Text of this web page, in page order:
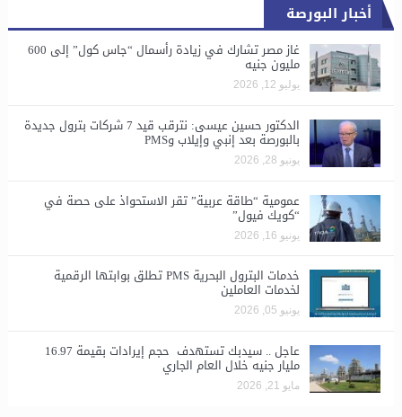
أخبار البورصة
غاز مصر تشارك في زيادة رأسمال “جاس كول” إلى 600
مليون جنيه
يوليو 12, 2026
الدكتور حسين عيسى: نترقب قيد 7 شركات بترول جديدة
بالبورصة بعد إنبي وإيلاب وPMS
يونيو 28, 2026
​عمومية “طاقة عربية” تقر الاستحواذ على حصة في
“كويك فيول”
يونيو 16, 2026
خدمات البترول البحرية PMS تطلق بوابتها الرقمية
لخدمات العاملين
يونيو 05, 2026
عاجل .. سيدبك تستهدف حجم إيرادات بقيمة 16.97
مليار جنيه خلال العام الجاري
مايو 21, 2026